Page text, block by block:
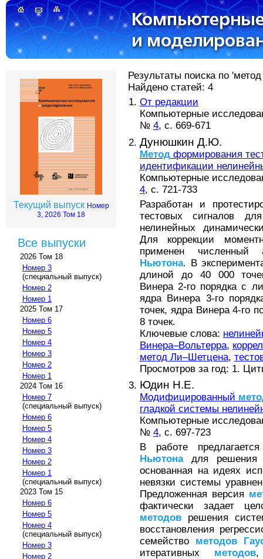
Текущий выпуск Номер
3, 2026 Том 18
Все выпуски
2026 Том 18
Номер 3
(специальный выпуск)
Номер 2
Номер 1
2025 Том 17
Номер 6
Номер 5
Номер 4
Номер 3
Номер 2
Номер 1
2024 Том 16
Номер 7
(специальный выпуск)
Номер 6
Номер 5
Номер 4
Номер 3
Номер 2
Номер 1
(специальный выпуск)
2023 Том 15
Номер 6
Номер 5
Номер 4
(специальный выпуск)
Номер 3
Номер 2
Результаты поиска по
Найдено статей: 4
От редакции
Компьютерные
№ 4, с. 669-671
Дунюшкин Д.Ю.
Метод формирования
идентификации
Компьютерные
4, с. 721-733
Разработан и
тестовых сигналов
нелинейных
Для коррекции
применен численный
Ньютона. В
длиной до 40 000
Винера 2-го порядка с
ядра Винера 3-го
точек, ядра Винера 4-го
8 точек.
Ключевые слова:
Винера–Вольтерра,
метод Ли–Шетцена,
Просмотров за год: 1.
Юдин Н.Е.
Модифицированный
гладкой системы
Компьютерные
№ 4, с. 697-723
В работе
Ньютонадля решения
основанная на идеях
невязки системы
Предложенная версия
фактически задает
методов решения
восстановления
семейство методов
итеративных методов,